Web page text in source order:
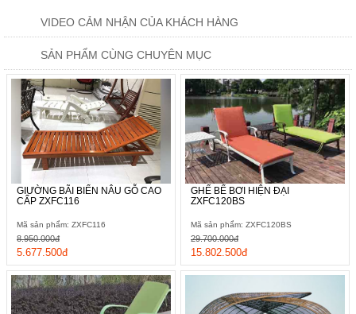
VIDEO CẢM NHẬN CỦA KHÁCH HÀNG
SẢN PHẨM CÙNG CHUYÊN MỤC
GIƯỜNG BÃI BIỂN NÂU GỖ CAO
CẤP ZXFC116
Mã sản phẩm: ZXFC116
5.677.500đ
8.950.000đ
GHẾ BỂ BƠI HIỆN ĐẠI
ZXFC120BS
Mã sản phẩm: ZXFC120BS
15.802.500đ
29.700.000đ